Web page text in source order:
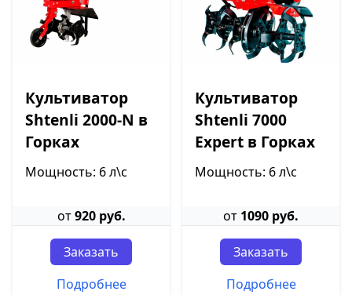
Культиватор
Shtenli 2000-N в
Горках
Мощность: 6 л\с
от920 руб.
Заказать
Подробнее
Культиватор
Shtenli 7000
Expert в Горках
Мощность: 6 л\с
от 1090 руб.
Заказать
Подробнее